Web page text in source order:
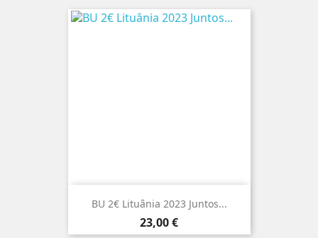
BU 2€ Lituânia 2023 Juntos...
Preço
23,00 €